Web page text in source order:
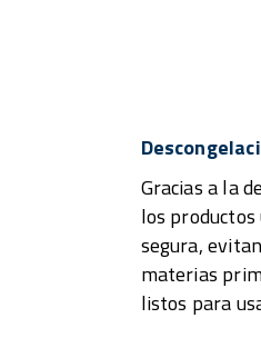
Gracias a la
los
segura,
materias
listos para